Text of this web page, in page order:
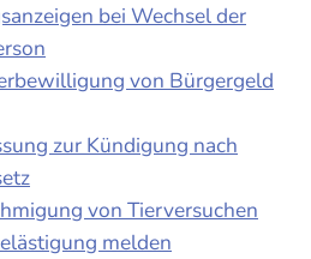
bei Wechsel der
von Bürgergeld
zur Kündigung nach
von Tierversuchen
melden